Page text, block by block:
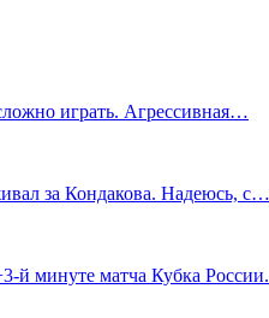
играть. Агрессивная…
за Кондакова. Надеюсь, с…
минуте матча Кубка